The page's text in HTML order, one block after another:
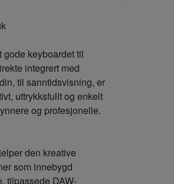
gode keyboardet til
integrert med
til sanntidsvisning, er
uttrykksfullt og enkelt
og profesjonelle.
den kreative
som innebygd
tilpassede DAW-